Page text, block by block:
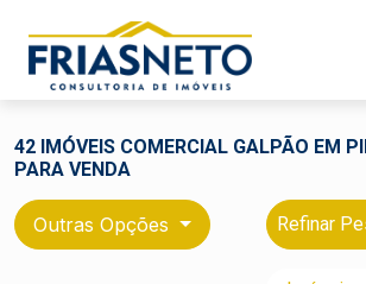
42 IMÓVEIS COMERCIAL GALPÃO EM
PARA VENDA
Outras Opções Refinar